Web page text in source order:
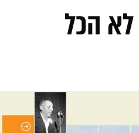
הכל